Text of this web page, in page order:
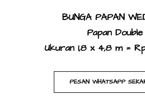
BUNGA PAPAN
​Papan Double
Ukuran 1,8 x 4,8 m =
PESAN WHATSAPP